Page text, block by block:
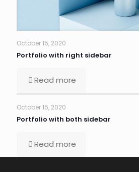
October 15, 2020
Portfolio with right sidebar
Read more
October 15, 2020
Portfolio with both sidebar
Read more